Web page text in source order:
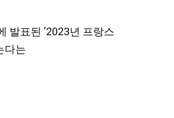
발표된 ‘2023년 프랑스
다는